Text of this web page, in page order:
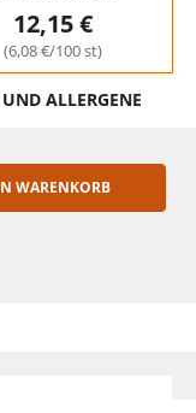
12,15 €
(6,08 €/100 st)
ALLERGENE
WARENKORB